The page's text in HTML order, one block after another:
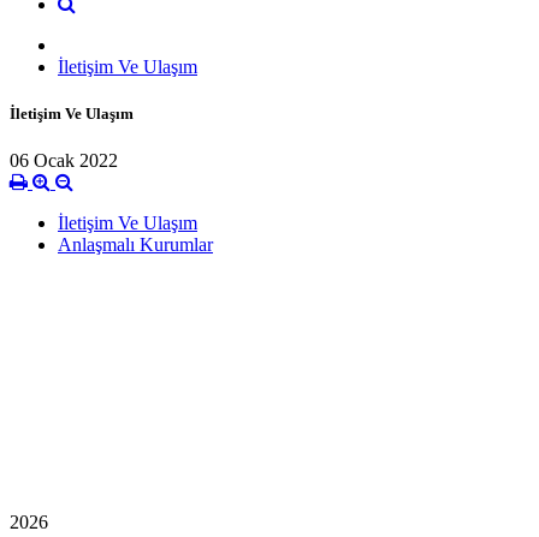
İletişim Ve Ulaşım
İletişim Ve Ulaşım
06 Ocak 2022
İletişim Ve Ulaşım
Anlaşmalı Kurumlar
2026